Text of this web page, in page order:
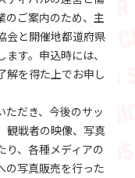
のご案内のため、主
会と開催地都道府県
す。申込時には、
解を得た上でお申し
だき、今後のサッ
観戦者の映像、写真
り、各種メディアの
の写真販売を行った